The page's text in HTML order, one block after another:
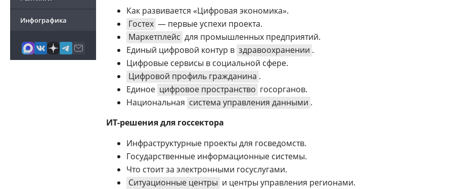
Инфографика
Как развивается «Цифровая экономика».
Гостех — первые успехи проекта.
Маркетплейс для промышленных предприятий.
Единый цифровой контур в здравоохранении .
Цифровые сервисы в социальной сфере.
Цифровой профиль гражданина .
Единое цифровое пространство госорганов.
Национальная система управления данными .
ИТ-решения для госсектора
Инфраструктурные проекты для госведомств.
Государственные информационные системы.
Что стоит за электронными госуслугами.
Ситуационные центры и центры управления регионами.